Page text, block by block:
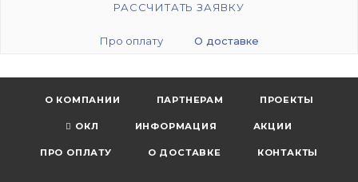
РАССЧИТАТЬ ЗАЯВКУ
Про оплату О доставке
О КОМПАНИИ ПАРТНЕРАМ ПРОЕКТЫ
ОКЛ ИНФОРМАЦИЯ АКЦИИ
ПРО ОПЛАТУ О ДОСТАВКЕ КОНТАКТЫ